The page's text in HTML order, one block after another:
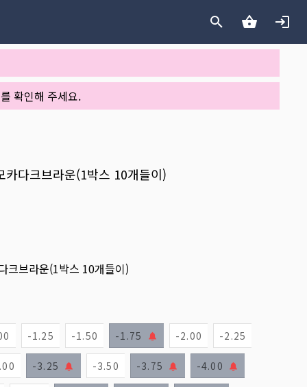
확인해 주세요.
다크브라운(1박스 10개들이)
크브라운(1박스 10개들이)
-1.25 -1.50 -1.75 -2.00 -2.25
-3.25 -3.50 -3.75 -4.00